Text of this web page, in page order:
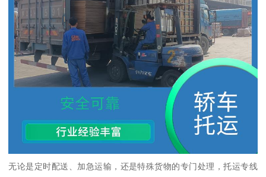
无论是定时配送、加急运输，还是特殊货物的专门处理，托运专线